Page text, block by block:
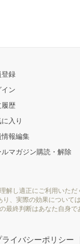
録
イン
歴
入り
報編集
ルマガジン購読・解除
解し適正にご利用いた
り、実際の効果につい
終判断はあなた自身
ライバシーポリシー